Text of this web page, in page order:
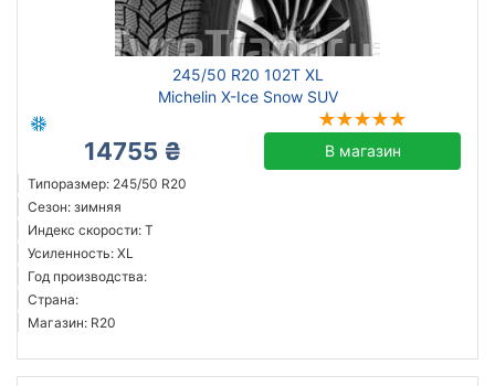
245/50 R20 102T XL
Michelin X-Ice Snow SUV
14755 ₴ В магазин
Типоразмер: 245/50 R20
Сезон: зимняя
Индекс скорости: T
Усиленность: XL
Год производства:
Страна:
Магазин: R20